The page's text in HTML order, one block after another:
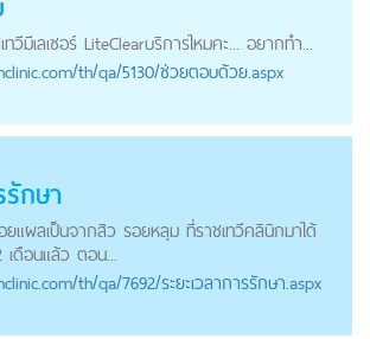
วีมีเลเซอร์ LiteClearบริการไหมคะ... อยากทำ...
/th/qa/5130/ช่วยตอบด้วย.aspx
รักษา
ยแผลเป็นจากสิว รอยหลุม ที่ราชเทวีคลินิกมาได้
เดือนแล้ว ตอน...
/th/qa/7692/ระยะเวลาการรักษา.aspx